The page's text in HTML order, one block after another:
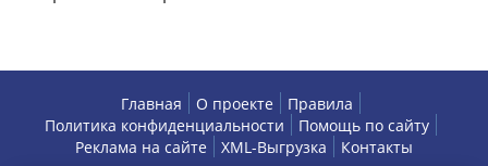
Главная О проекте
Правила
Политика конфиденциальности
Помощь по сайту
Реклама на сайте
XML-Выгрузка Контакты